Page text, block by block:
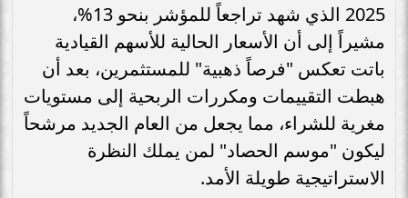
2025 الذي شهد تراجعاً للمؤشر بنحو 13%،
مشيراً إلى أن الأسعار الحالية للأسهم القيادية
باتت تعكس "فرصاً ذهبية" للمستثمرين، بعد أن
هبطت التقييمات ومكررات الربحية إلى مستويات
مغرية للشراء، مما يجعل من العام الجديد مرشحاً
ليكون "موسم الحصاد" لمن يملك النظرة
الاستراتيجية طويلة الأمد.